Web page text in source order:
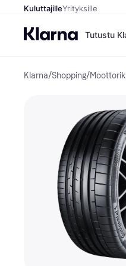
KuluttajilleYrityksille
Tutustu
Klarna/Shopping/